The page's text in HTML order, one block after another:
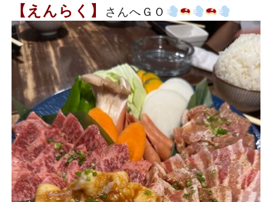
【えんらく】 さんへＧＯ